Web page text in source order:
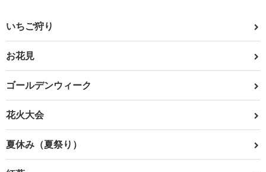
いちご狩り
お花見
ゴールデンウィーク
花火大会
夏休み（夏祭り）